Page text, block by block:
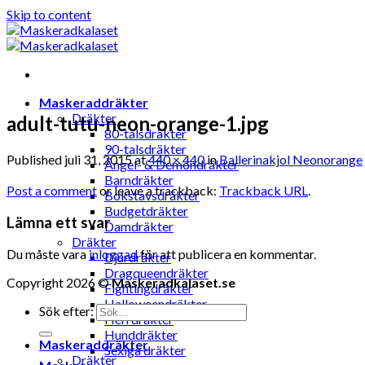
Skip to content
Maskeraddräkter
Dräkter
80-talsdräkter
90-talsdräkter
Ängel- & Demondräkter
Barndräkter
Bokstavsdräkter
Budgetdräkter
Damdräkter
Dräkter
Djurdräkter
Dragqueendräkter
Fightingdräkter
Halloweendräkter
Herrdräkter
Hunddräkter
Sexiga dräkter
adult-tutu-neon-orange-1.jpg
Published juli 31, 2015at440 × 440inBallerinakjol Neonorange
Post a commentor leave a trackback: Trackback URL.
Lämna ett svar
Du måste vara inloggadför att publicera en kommentar.
Copyright 2026 ©Maskeradkalaset.se
Sök efter:
Maskeraddräkter
Dräkter